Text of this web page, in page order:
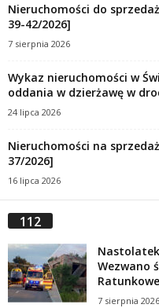
Nieruchomości do
39-42/2026]
7 sierpnia 2026
Wykaz nieruchomości w
oddania w dzierżawę w
24 lipca 2026
Nieruchomości na
37/2026]
16 lipca 2026
112
Wezwano
7 sierpnia 2026